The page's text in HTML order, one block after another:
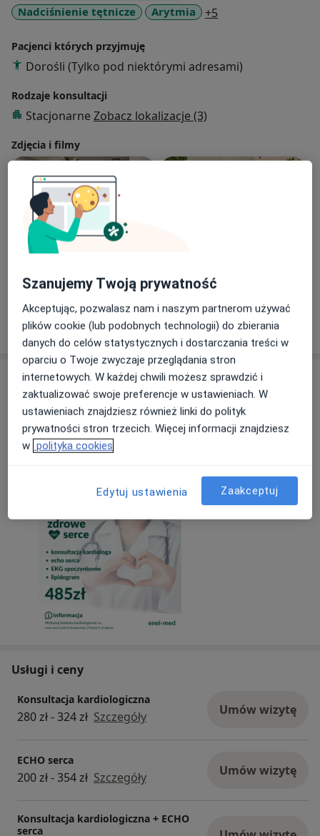
Nadciśnienie tętnicze
Arytmia +5
Pacjenci których przyjmuję
Dorośli (Tylko pod niektórymi adresami)
Rodzaje konsultacji
Stacjonarne Zobacz lokalizacje (3)
Zdjęcia i filmy
Zobacz galerię (3)
Pokaż więcejo doświadczeniu
Aktualności
dr n. med. Michał Owsiak
Pawia 5, 31-154 Kraków
Zadbaj o swoje serce w enel-med Galeria
23/05/2024
Usługi i ceny
Konsultacja kardiologiczna
280 zł - 324 zł Szczegóły Umów wizytę
ECHO serca
200 zł - 354 zł Szczegóły Umów wizytę
Konsultacja kardiologiczna + ECHO
serca
Szanujemy Twoją prywatność
Akceptując, pozwalasz nam i naszym partnerom używać
plików cookie (lub podobnych technologii) do zbierania
danych do celów statystycznych i dostarczania treści w
oparciu o Twoje zwyczaje przeglądania stron
internetowych. W każdej chwili możesz sprawdzić i
zaktualizować swoje preferencje w ustawieniach. W
ustawieniach znajdziesz również linki do polityk
prywatności stron trzecich. Więcej informacji znajdziesz
w polityka cookies
Edytuj ustawienia Zaakceptuj